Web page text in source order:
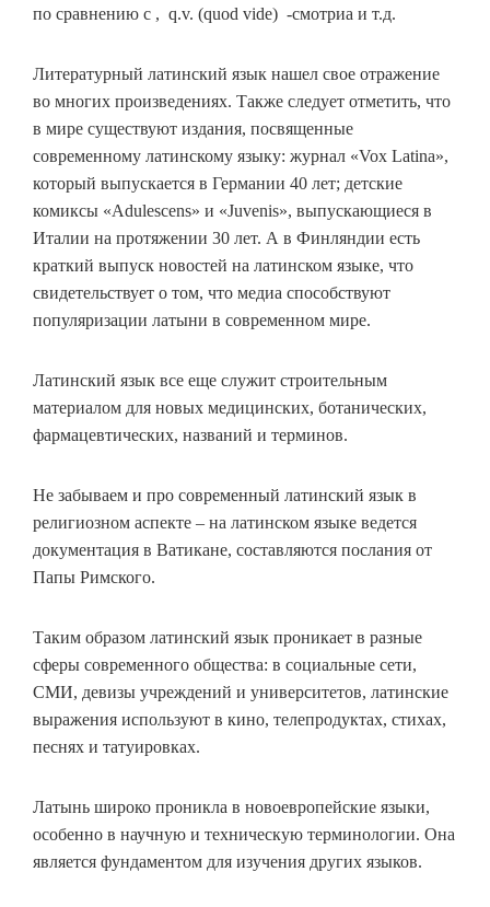
по сравнению с , q.v. (quod vide) -смотриa и т.д.
Литературный латинский язык нашел свое отражение
во многих произведениях. Также следует отметить, что
в мире существуют издания, посвященные
современному латинскому языку: журнал «Vox Latina»,
который выпускается в Германии 40 лет; детские
комиксы «Adulescens» и «Juvenis», выпускающиеся в
Италии на протяжении 30 лет. А в Финляндии есть
краткий выпуск новостей на латинском языке, что
свидетельствует о том, что медиа способствуют
популяризации латыни в современном мире.
Латинский язык все еще служит строительным
материалом для новых медицинских, ботанических,
фармацевтических, названий и терминов.
Не забываем и про современный латинский язык в
религиозном аспекте – на латинском языке ведется
документация в Ватикане, составляются послания от
Папы Римского.
Таким образом латинский язык проникает в разные
сферы современного общества: в социальные сети,
СМИ, девизы учреждений и университетов, латинские
выражения используют в кино, телепродуктах, стихах,
песнях и татуировках.
Латынь широко проникла в новоевропейские языки,
особенно в научную и техническую терминологии. Она
является фундаментом для изучения других языков.